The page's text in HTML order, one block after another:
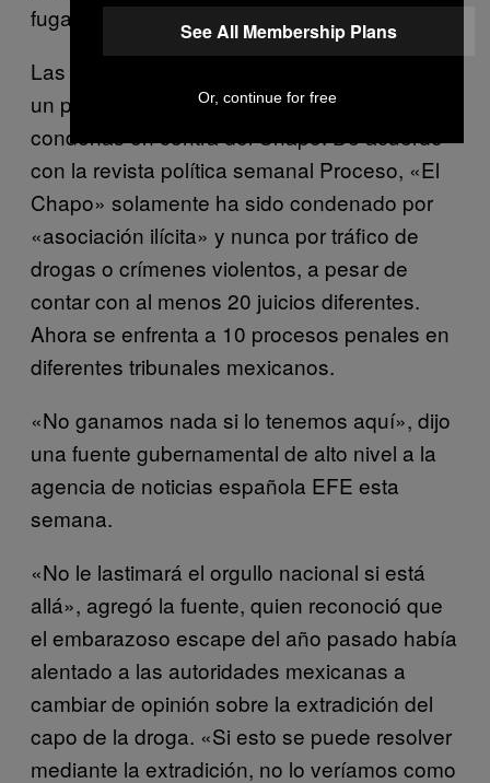
fuga.
Las autoridades mexicanas también tienen
un pésimo historial en la obtención de
condenas en contra del Chapo. De acuerdo
con la revista política semanal Proceso, «El
Chapo» solamente ha sido condenado por
«asociación ilícita» y nunca por tráfico de
drogas o crímenes violentos, a pesar de
contar con al menos 20 juicios diferentes.
Ahora se enfrenta a 10 procesos penales en
diferentes tribunales mexicanos.
«No ganamos nada si lo tenemos aquí», dijo
una fuente gubernamental de alto nivel a la
agencia de noticias española EFE esta
semana.
«No le lastimará el orgullo nacional si está
allá», agregó la fuente, quien reconoció que
el embarazoso escape del año pasado había
alentado a las autoridades mexicanas a
cambiar de opinión sobre la extradición del
capo de la droga. «Si esto se puede resolver
mediante la extradición, no lo veríamos como
See All Membership Plans
Or, continue for free